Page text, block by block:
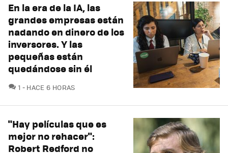
En la era de la IA, las
grandes empresas están
nadando en dinero de los
inversores. Y las
pequeñas están
quedándose sin él
1 COMENTARIOS
HACE 6 HORAS
"Hay películas que es
mejor no rehacer":
Robert Redford no